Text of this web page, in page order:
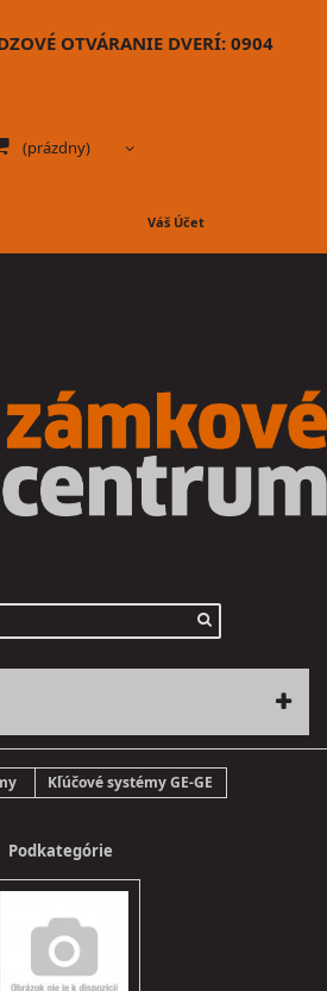
OTVÁRANIE DVERÍ: 0904
(prázdny)
Váš Účet
Kľúčové systémy GE-GE
Podkategórie